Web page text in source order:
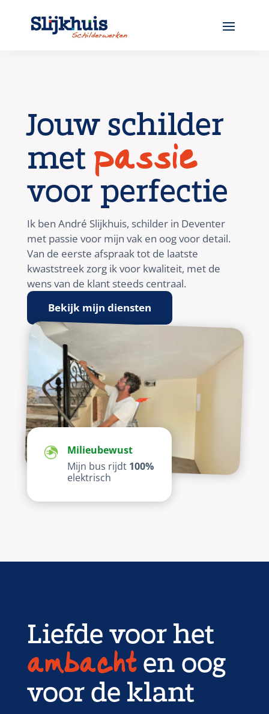
Jouw schilder
met passie
voor perfectie
Ik ben André Slijkhuis, schilder in Deventer
met passie voor mijn vak en oog voor detail.
Van de eerste afspraak tot de laatste
kwaststreek zorg ik voor kwaliteit, met de
wens van de klant steeds centraal.
Bekijk mijn diensten
Milieubewust
Mijn bus rijdt 100%
elektrisch
Liefde voor het
ambachten oog
voor de klant